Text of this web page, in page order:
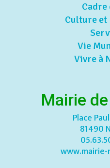
Cadre
Culture et
Vie
Vivre à
Mairie
Place
81490